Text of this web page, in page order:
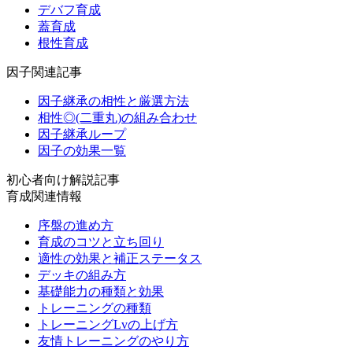
デバフ育成
蓋育成
根性育成
因子関連記事
因子継承の相性と厳選方法
相性◎(二重丸)の組み合わせ
因子継承ループ
因子の効果一覧
初心者向け解説記事
育成関連情報
序盤の進め方
育成のコツと立ち回り
適性の効果と補正ステータス
デッキの組み方
基礎能力の種類と効果
トレーニングの種類
トレーニングLvの上げ方
友情トレーニングのやり方